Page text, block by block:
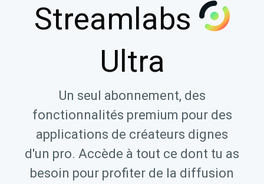
Streamlabs
Ultra
Un seul abonnement, des
fonctionnalités premium pour des
applications de créateurs dignes
d'un pro. Accède à tout ce dont tu as
besoin pour profiter de la diffusion